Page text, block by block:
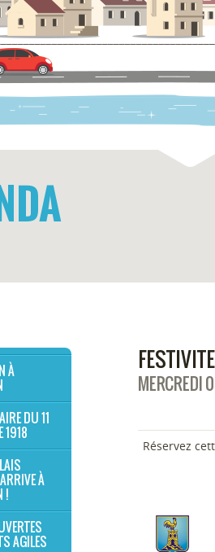
À
DU 11
1918
À
!
AGILES
MERCREDI
Réservez